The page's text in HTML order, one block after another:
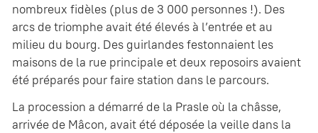
nombreux fidèles (plus de 3 000 personnes !). Des
arcs de triomphe avait été élevés à l’entrée et au
milieu du bourg. Des guirlandes festonnaient les
maisons de la rue principale et deux reposoirs avaient
été préparés pour faire station dans le parcours.
La procession a démarré de la Prasle où la châsse,
arrivée de Mâcon, avait été déposée la veille dans la